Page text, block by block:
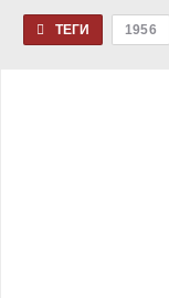
ТЕГИ 1956